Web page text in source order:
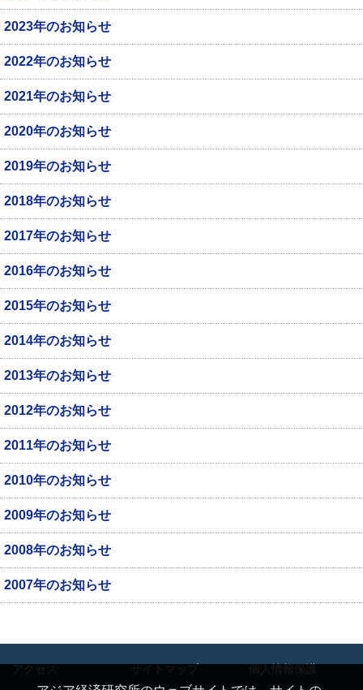
2023年のお知らせ
2022年のお知らせ
2021年のお知らせ
2020年のお知らせ
2019年のお知らせ
2018年のお知らせ
2017年のお知らせ
2016年のお知らせ
2015年のお知らせ
2014年のお知らせ
2013年のお知らせ
2012年のお知らせ
2011年のお知らせ
2010年のお知らせ
2009年のお知らせ
2008年のお知らせ
2007年のお知らせ
アクセス サイトマップ 個人情報保護